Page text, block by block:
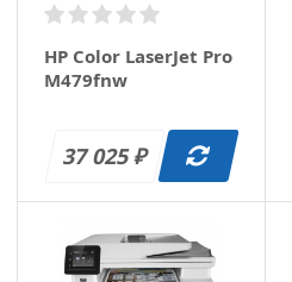
HP Color LaserJet Pro
M479fnw
37 025₽